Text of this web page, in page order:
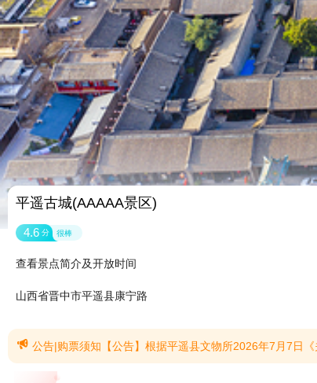
平遥古城(AAAAA景区)
4.6 分 很棒
查看景点简介及开放时间
山西省晋中市平遥县康宁路
 公告|购票须知【公告】根据平遥县文物所2026年7月7日《关于对双林寺千佛殿、镇国寺万佛殿进行施工》的通知，因双林寺千佛殿、镇国寺万佛殿内壁画彩塑存在险